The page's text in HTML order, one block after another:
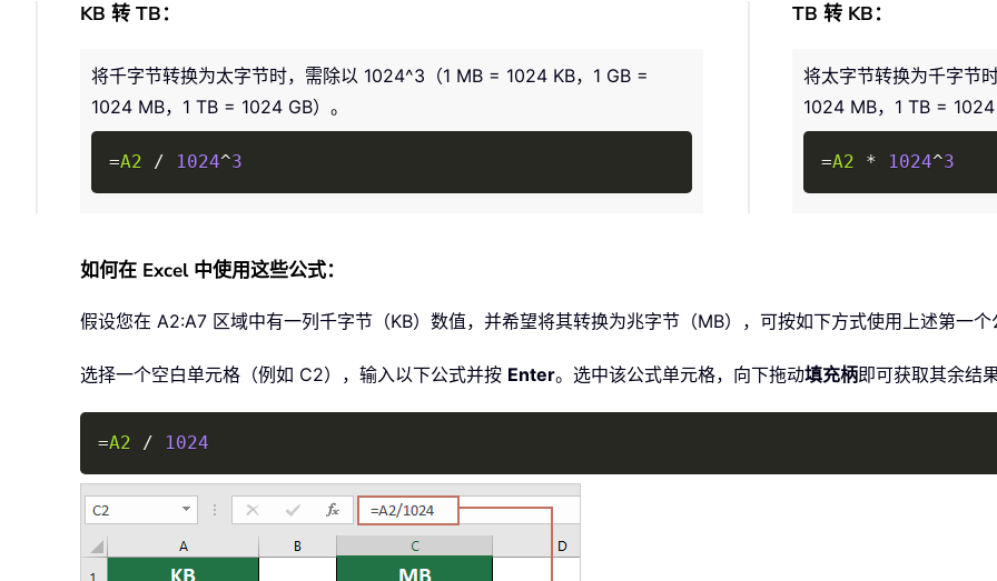
KB 转 TB：
将千字节转换为太字节时，需除以 1024^3（1 MB = 1024 KB，1 GB =
1024 MB，1 TB = 1024 GB）。
=A2 / 1024^3
TB 转 KB：
将太字节转换为千字节
1024 MB，1 TB = 1024
=A2 * 1024^3
如何在 Excel 中使用这些公式：
假设您在 A2:A7 区域中有一列千字节（KB）数值，并希望将其转换为兆字节（MB），可按如下方式使用上述第一个
选择一个空白单元格（例如 C2），输入以下公式并按 Enter。选中该公式单元格，向下拖动填充柄即可获取其余结果
=A2 / 1024